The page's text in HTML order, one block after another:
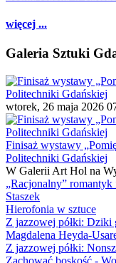
więcej ...
Galeria Sztuki
wtorek, 26 maja 2026
Finisaż wystawy
Politechniki Gdańskiej
W Galerii Art Hol na
„Racjonalny”
Staszek
Hierofonia w sztuce
Z jazzowej półki: Dziki
Magdalena Heyda-
Z jazzowej półki: